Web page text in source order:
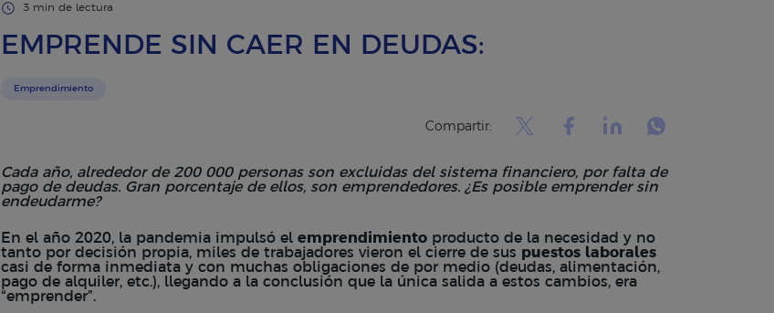
3 min de lectura
EMPRENDE SIN CAER EN DEUDAS:
Emprendimiento
Compartir:
Cada año, alrededor de 200 000 personas son excluidas del sistema financiero, por falta de
pago de deudas. Gran porcentaje de ellos, son emprendedores. ¿Es posible emprender sin
endeudarme?
En el año 2020, la pandemia impulsó el emprendimiento producto de la necesidad y no
tanto por decisión propia, miles de trabajadores vieron el cierre de sus puestos laborales
casi de forma inmediata y con muchas obligaciones de por medio (deudas, alimentación,
pago de alquiler, etc.), llegando a la conclusión que la única salida a estos cambios, era
“emprender”.